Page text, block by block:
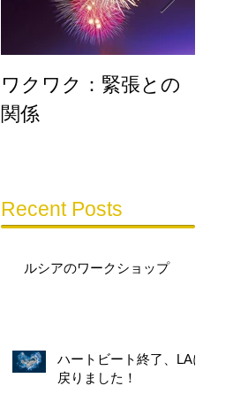
ワクワク：緊張との
関係
Recent Posts
ルシアのワークショップ
ハートビート終了、LAに
戻りました！